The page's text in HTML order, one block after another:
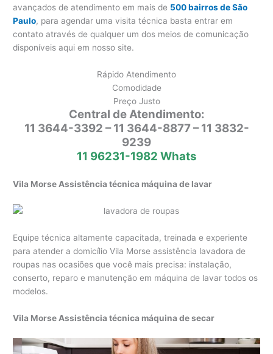
avançados de atendimento em mais de 500 bairros de São
Paulo, para agendar uma visita técnica basta entrar em
contato através de qualquer um dos meios de comunicação
disponíveis aqui em nosso site.
Rápido Atendimento
Comodidade
Preço Justo
Central de Atendimento:
11 3644-3392 – 11 3644-8877 – 11 3832-
9239
11 96231-1982 Whats
Vila Morse Assistência técnica máquina de lavar
Equipe técnica altamente capacitada, treinada e experiente
para atender a domicílio Vila Morse assistência lavadora de
roupas nas ocasiões que você mais precisa: instalação,
conserto, reparo e manutenção em máquina de lavar todos os
modelos.
Vila Morse Assistência técnica máquina de secar